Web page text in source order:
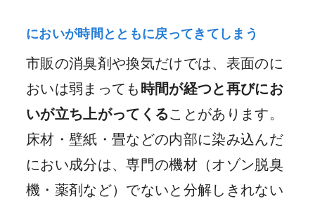
においが時間とともに戻ってきてしまう
市販の消臭剤や換気だけでは、表面のに
おいは弱まっても 時間が経つと再びにお
いが立ち上がってくることがあります。
床材・壁紙・畳などの内部に染み込んだ
におい成分は、専門の機材（オゾン脱臭
機・薬剤など）でないと分解しきれない